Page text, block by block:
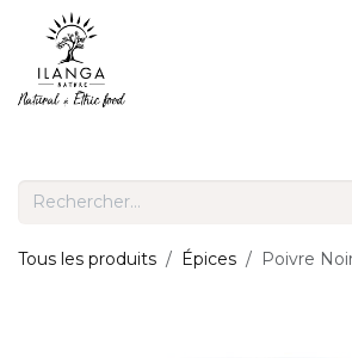
Tous les produits Épices Poivre